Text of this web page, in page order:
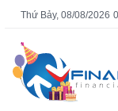
Thứ Bảy, 08/08/2026
Tất cả Tính